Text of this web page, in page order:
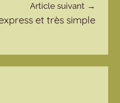
Article suivant
et très simple